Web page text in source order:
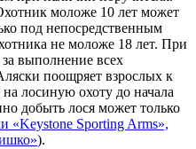
моложе 10 лет может
под непосредственным
не моложе 18 лет. При
выполнение всех
поощряет взрослых к
лосиную охоту до начала
добыть лося может только
«Keystone Sporting Arms»,
).